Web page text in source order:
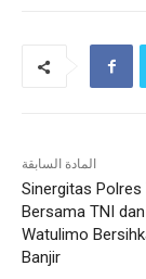
المادة السابقة
Sinergitas Polres
Bersama TNI
Watulimo
Banjir